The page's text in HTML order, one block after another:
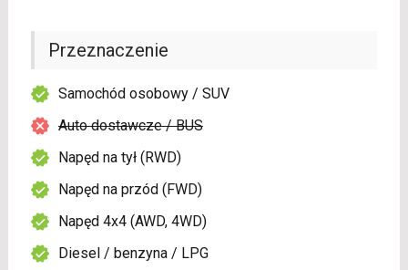
Przeznaczenie
Samochód osobowy / SUV
Auto dostawcze / BUS
Napęd na tył (RWD)
Napęd na przód (FWD)
Napęd 4x4 (AWD, 4WD)
Diesel / benzyna / LPG